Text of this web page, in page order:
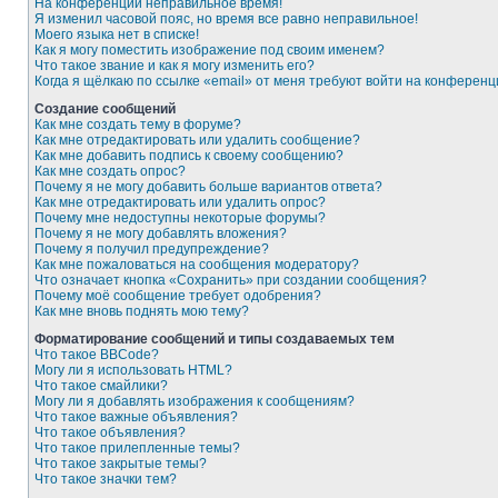
На конференции неправильное время!
Я изменил часовой пояс, но время все равно неправильное!
Моего языка нет в списке!
Как я могу поместить изображение под своим именем?
Что такое звание и как я могу изменить его?
Когда я щёлкаю по ссылке «email» от меня требуют войти на
Создание сообщений
Как мне создать тему в форуме?
Как мне отредактировать или удалить сообщение?
Как мне добавить подпись к своему сообщению?
Как мне создать опрос?
Почему я не могу добавить больше вариантов ответа?
Как мне отредактировать или удалить опрос?
Почему мне недоступны некоторые форумы?
Почему я не могу добавлять вложения?
Почему я получил предупреждение?
Как мне пожаловаться на сообщения модератору?
Что означает кнопка «Сохранить» при создании сообщения?
Почему моё сообщение требует одобрения?
Как мне вновь поднять мою тему?
Форматирование сообщений и типы создаваемых тем
Что такое BBCode?
Могу ли я использовать HTML?
Что такое смайлики?
Могу ли я добавлять изображения к сообщениям?
Что такое важные объявления?
Что такое объявления?
Что такое прилепленные темы?
Что такое закрытые темы?
Что такое значки тем?